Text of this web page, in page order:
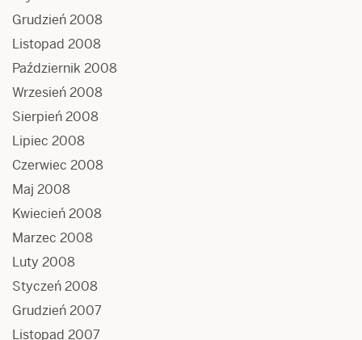
Grudzień 2008
Listopad 2008
Październik 2008
Wrzesień 2008
Sierpień 2008
Lipiec 2008
Czerwiec 2008
Maj 2008
Kwiecień 2008
Marzec 2008
Luty 2008
Styczeń 2008
Grudzień 2007
Listopad 2007